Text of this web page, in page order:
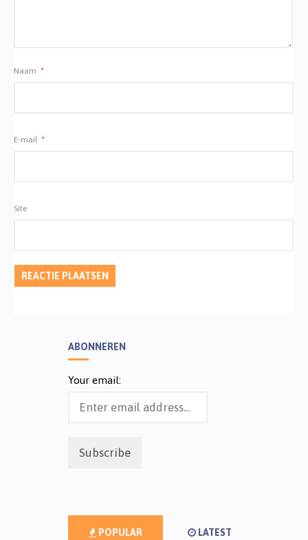
Naam *
E-mail *
Site
ABONNEREN
Your email:
POPULAR LATEST